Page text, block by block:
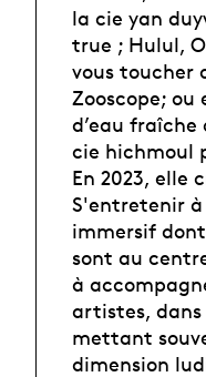
la cie yan
true ; Hulul,
vous toucher
Zooscope; ou
d’eau fraîche
cie hichmoul
En 2023, elle
S'entretenir à
immersif
sont au
à
artistes, dans
mettant
dimension